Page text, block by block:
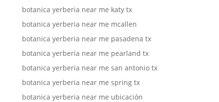
botanica yerberia near me katy tx
botanica yerberia near me mcallen
botanica yerberia near me pasadena tx
botanica yerberia near me pearland tx
botanica yerberia near me san antonio tx
botanica yerberia near me spring tx
botanica yerberia near me ubicación